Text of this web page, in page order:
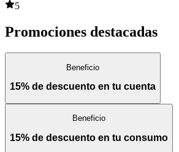
5
Promociones destacadas
Beneficio
15% de descuento en tu cuenta
Beneficio
15% de descuento en tu consumo